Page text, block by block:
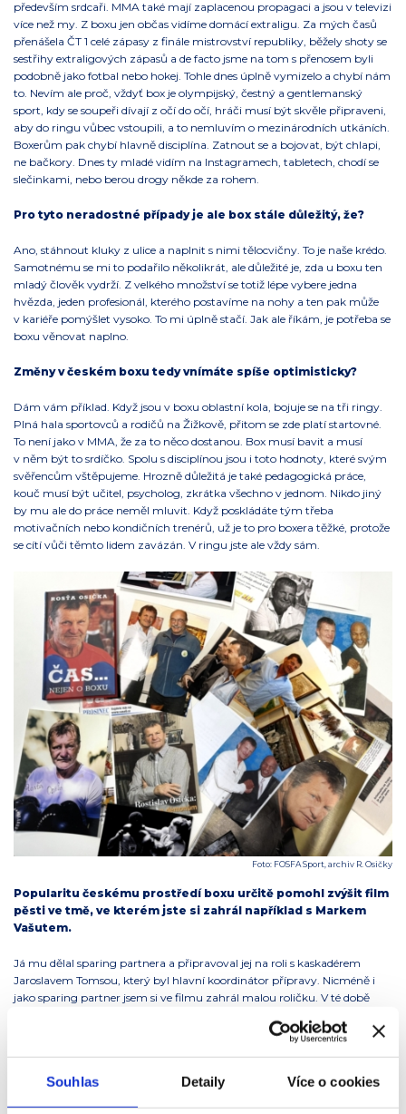
Souhlas Detaily Více o cookies
především srdcaři. MMA také mají zaplacenou propagaci a jsou v televizi
více než my. Z boxu jen občas vidíme domácí extraligu. Za mých časů
přenášela ČT 1 celé zápasy z finále mistrovství republiky, běžely shoty se
sestřihy extraligových zápasů a de facto jsme na tom s přenosem byli
podobně jako fotbal nebo hokej. Tohle dnes úplně vymizelo a chybí nám
to. Nevím ale proč, vždyť box je olympijský, čestný a gentlemanský
sport, kdy se soupeři dívají z očí do očí, hráči musí být skvěle připraveni,
aby do ringu vůbec vstoupili, a to nemluvím o mezinárodních utkáních.
Boxerům pak chybí hlavně disciplína. Zatnout se a bojovat, být chlapi,
ne bačkory. Dnes ty mladé vidím na Instagramech, tabletech, chodí se
slečinkami, nebo berou drogy někde za rohem.
Pro tyto neradostné případy je ale box stále důležitý, že?
Ano, stáhnout kluky z ulice a naplnit s nimi tělocvičny. To je naše krédo.
Samotnému se mi to podařilo několikrát, ale důležité je, zda u boxu ten
mladý člověk vydrží. Z velkého množství se totiž lépe vybere jedna
hvězda, jeden profesionál, kterého postavíme na nohy a ten pak může
v kariéře pomýšlet vysoko. To mi úplně stačí. Jak ale říkám, je potřeba se
boxu věnovat naplno.
Změny v českém boxu tedy vnímáte spíše optimisticky?
Dám vám příklad. Když jsou v boxu oblastní kola, bojuje se na tři ringy.
Plná hala sportovců a rodičů na Žižkově, přitom se zde platí startovné.
To není jako v MMA, že za to něco dostanou. Box musí bavit a musí
v něm být to srdíčko. Spolu s disciplínou jsou i toto hodnoty, které svým
svěřencům vštěpujeme. Hrozně důležitá je také pedagogická práce,
kouč musí být učitel, psycholog, zkrátka všechno v jednom. Nikdo jiný
by mu ale do práce neměl mluvit. Když poskládáte tým třeba
motivačních nebo kondičních trenérů, už je to pro boxera těžké, protože
se cítí vůči těmto lidem zavázán. V ringu jste ale vždy sám.
Foto: FOSFA Sport, archiv R. Osičky
Popularitu českému prostředí boxu určitě pomohl zvýšit film
pěsti ve tmě, ve kterém jste si zahrál například s Markem
Vašutem.
Já mu dělal sparing partnera a připravoval jej na roli s kaskadérem
Jaroslavem Tomsou, který byl hlavní koordinátor přípravy. Nicméně i
jako sparing partner jsem si ve filmu zahrál malou roličku. V té době
Nelíbí se mi to. Je přehnaný. Takový film jako Pěsti už nebude. To je